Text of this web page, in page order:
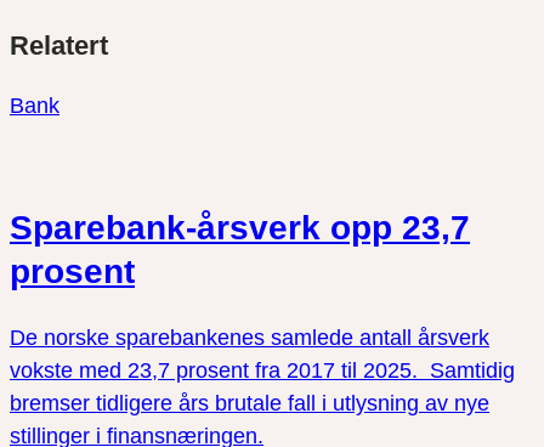
link
på
på
Relatert
Bank
Sparebank-årsverk opp 23,7
prosent
De norske sparebankenes samlede antall årsverk
vokste med 23,7 prosent fra 2017 til 2025. Samtidig
bremser tidligere års brutale fall i utlysning av nye
stillinger i finansnæringen.